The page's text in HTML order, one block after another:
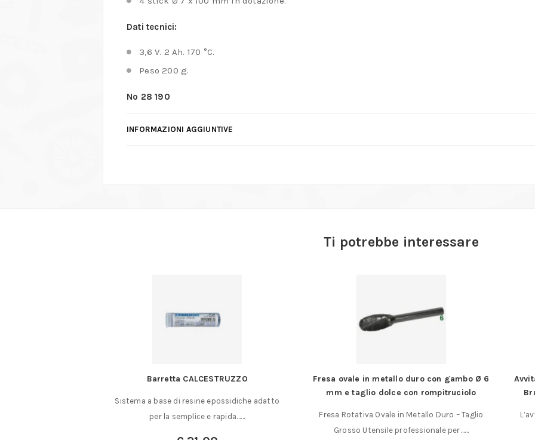
Dati tecnici:
3,6 V. 2 Ah. 170 °C.
Peso 200 g.
No 28 190
INFORMAZIONI AGGIUNTIVE
Ti potrebbe interessare
Barretta CALCESTRUZZO
Sistema a base di resine epossidiche adatto
per la semplice e rapida……
Fresa ovale in metallo duro con gambo Ø 6
mm e taglio dolce con rompitruciolo
Fresa Rotativa Ovale in Metallo Duro – Taglio
Grosso Utensile professionale per……